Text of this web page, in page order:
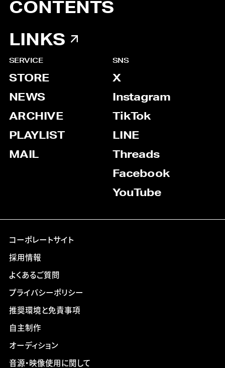
CONTENTS
LINKS
SERVICE
STORE
NEWS
ARCHIVE
PLAYLIST
MAIL
SNS
X
Instagram
TikTok
LINE
Threads
Facebook
YouTube
コーポレートサイト
採用情報
よくあるご質問
プライバシーポリシー
推奨環境と免責事項
自主制作
オーディション
音源・映像使用に関して